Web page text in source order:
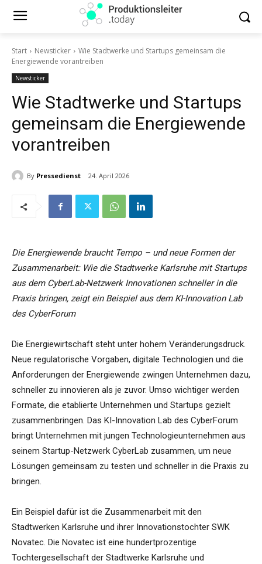
Start Newsticker
Wie Stadtwerke und Startups gemeinsam die
Energiewende vorantreiben
Newsticker
Wie Stadtwerke und Startups
gemeinsam die Energiewende
vorantreiben
By Pressedienst 24. April 2026
Die Energiewende braucht Tempo – und neue Formen der
Zusammenarbeit: Wie die Stadtwerke Karlsruhe mit Startups
aus dem CyberLab-Netzwerk Innovationen schneller in die
Praxis bringen, zeigt ein Beispiel aus dem KI-Innovation Lab
des CyberForum
Die Energiewirtschaft steht unter hohem Veränderungsdruck.
Neue regulatorische Vorgaben, digitale Technologien und die
Anforderungen der Energiewende zwingen Unternehmen dazu,
schneller zu innovieren als je zuvor. Umso wichtiger werden
Formate, die etablierte Unternehmen und Startups gezielt
zusammenbringen. Das KI-Innovation Lab des CyberForum
bringt Unternehmen mit jungen Technologieunternehmen aus
seinem Startup-Netzwerk CyberLab zusammen, um neue
Lösungen gemeinsam zu testen und schneller in die Praxis zu
bringen.
Ein Beispiel dafür ist die Zusammenarbeit mit den
Stadtwerken Karlsruhe und ihrer Innovationstochter SWK
Novatec. Die Novatec ist eine hundertprozentige
Tochtergesellschaft der Stadtwerke Karlsruhe und